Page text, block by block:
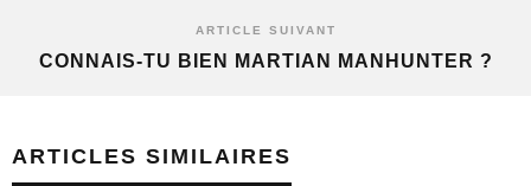
ARTICLE SUIVANT
CONNAIS-TU BIEN MARTIAN MANHUNTER ?
ARTICLES SIMILAIRES